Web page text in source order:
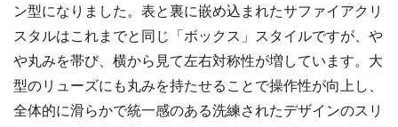
ン型になりました。表と裏に嵌め込まれたサファイアクリ
スタルはこれまでと同じ「ボックス」スタイルですが、や
や丸みを帯び、横から見て左右対称性が増しています。大
型のリューズにも丸みを持たせることで操作性が向上し、
全体的に滑らかで統一感のある洗練されたデザインのスリ